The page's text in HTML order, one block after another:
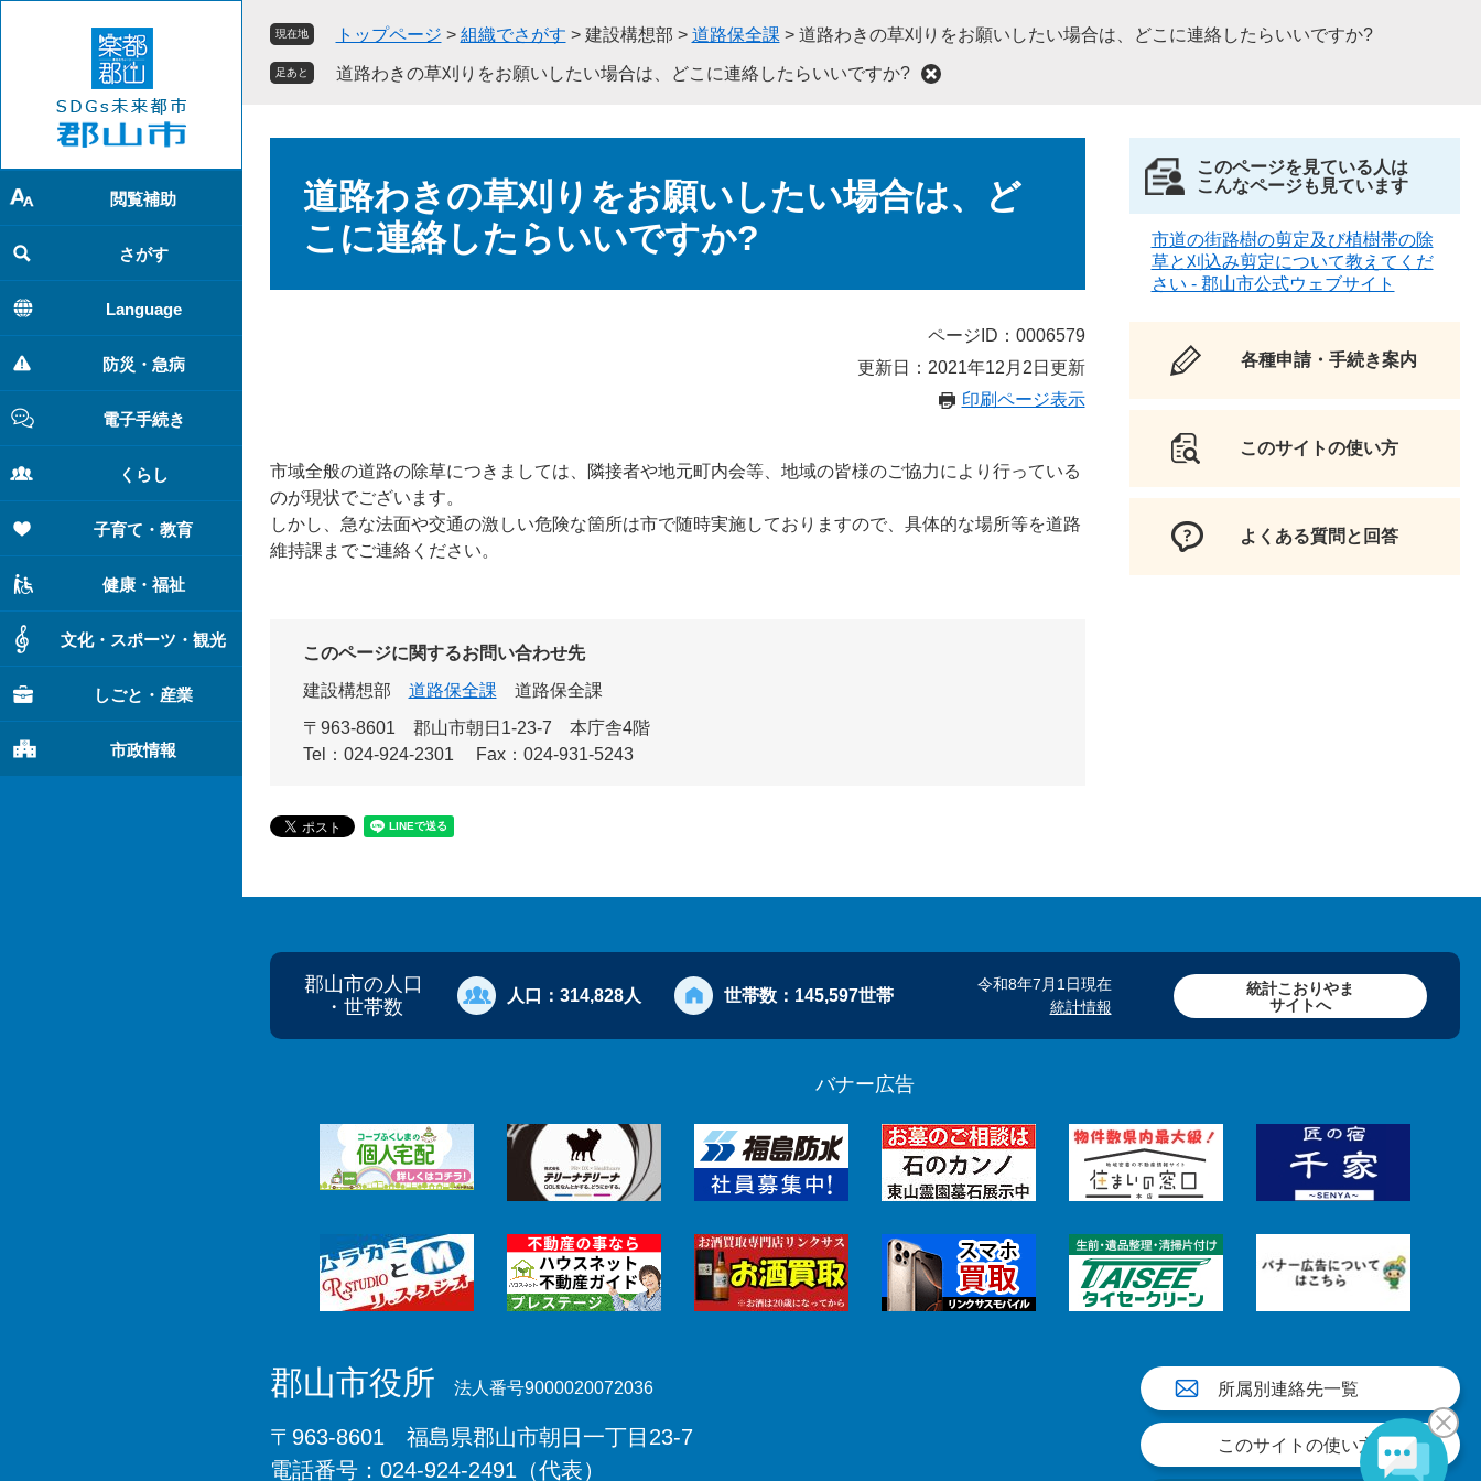
で
す
。
ば
し
て
本
文
へ
閲覧補助
さがす
Language
防災・急病
電子手続き
くらし
子育て・教育
健康・福祉
文化・スポーツ・観光
しごと・産業
市政情報
現在地 トップページ > 組織でさがす > 建設構想部 > 道路保全課 > 道路わきの草刈りをお願いしたい場合は、どこに連絡したらいいですか?
足あと 道路わきの草刈りをお願いしたい場合は、どこに連絡したらいいですか?
道路わきの草刈りをお願いしたい場合は、ど
こに連絡したらいいですか?
ページID：0006579
更新日：2021年12月2日更新
印刷ページ表示
市域全般の道路の除草につきましては、隣接者や地元町内会等、地域の皆様のご協力により行っている
のが現状でございます。
しかし、急な法面や交通の激しい危険な箇所は市で随時実施しておりますので、具体的な場所等を道路
維持課までご連絡ください。
このページに関するお問い合わせ先
建設構想部
道路保全課
道路保全課
〒963-8601
郡山市朝日1-23-7 本庁舎4階
Tel：024-924-2301
Fax：024-931-5243
このページを見ている人は
こんなページも見ています
市道の街路樹の剪定及び植樹帯の除
草と刈込み剪定について教えてくだ
さい - 郡山市公式ウェブサイト
各種申請・手続き案内
このサイトの使い方
よくある質問と回答
郡山市の人口
・世帯数
人口： 314,828人 世帯数： 145,597世帯
令和8年7月1日現在
統計情報
統計こおりやま
サイトへ
バナー広告
郡山市役所 法人番号9000020072036
〒963-8601 福島県郡山市朝日一丁目23-7
電話番号：024-924-2491（代表）
所属別連絡先一覧
このサイトの使い方